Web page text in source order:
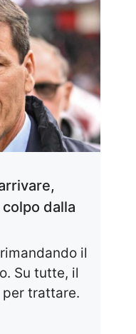
dalla
il
Su tutte, il
trattare.